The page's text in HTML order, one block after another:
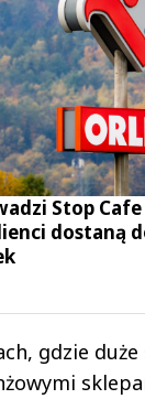
Stop
dostaną
gdzie